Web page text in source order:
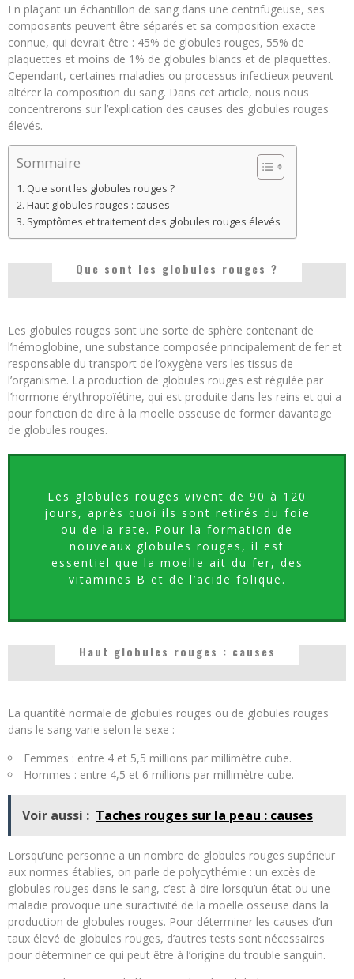
En plaçant un échantillon de sang dans une centrifugeuse, ses
composants peuvent être séparés et sa composition exacte
connue, qui devrait être : 45% de globules rouges, 55% de
plaquettes et moins de 1% de globules blancs et de plaquettes.
Cependant, certaines maladies ou processus infectieux peuvent
altérer la composition du sang. Dans cet article, nous nous
concentrerons sur l’explication des causes des globules rouges
élevés.
Sommaire
Que sont les globules rouges ?
Haut globules rouges : causes
Symptômes et traitement des globules rouges élevés
Que sont les globules rouges ?
Les globules rouges sont une sorte de sphère contenant de
l’hémoglobine, une substance composée principalement de fer et
responsable du transport de l’oxygène vers les tissus de
l’organisme. La production de globules rouges est régulée par
l’hormone érythropoïétine, qui est produite dans les reins et qui a
pour fonction de dire à la moelle osseuse de former davantage
de globules rouges.
Les globules rouges vivent de 90 à 120
jours, après quoi ils sont retirés du foie
ou de la rate. Pour la formation de
nouveaux globules rouges, il est
essentiel que la moelle ait du fer, des
vitamines B et de l’acide folique.
Haut globules rouges : causes
La quantité normale de globules rouges ou de globules rouges
dans le sang varie selon le sexe :
Femmes : entre 4 et 5,5 millions par millimètre cube.
Hommes : entre 4,5 et 6 millions par millimètre cube.
Voir aussi : Taches rouges sur la peau : causes
Lorsqu’une personne a un nombre de globules rouges supérieur
aux normes établies, on parle de polycythémie : un excès de
globules rouges dans le sang, c’est-à-dire lorsqu’un état ou une
maladie provoque une suractivité de la moelle osseuse dans la
production de globules rouges. Pour déterminer les causes d’un
taux élevé de globules rouges, d’autres tests sont nécessaires
pour déterminer ce qui peut être à l’origine du trouble sanguin.